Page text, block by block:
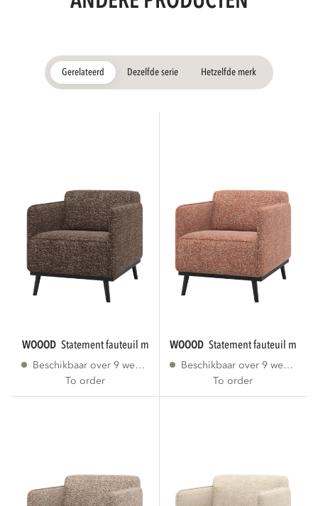
Gerelateerd Dezelfde serie Hetzelfde merk
WOOOD statement fauteuil met arm bruin...
Beschikbaar over 9 weken
To order
WOOOD statement fauteuil met
Beschikbaar over 9 weken
To order